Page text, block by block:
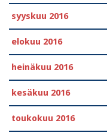
syyskuu 2016
elokuu 2016
heinäkuu 2016
kesäkuu 2016
toukokuu 2016